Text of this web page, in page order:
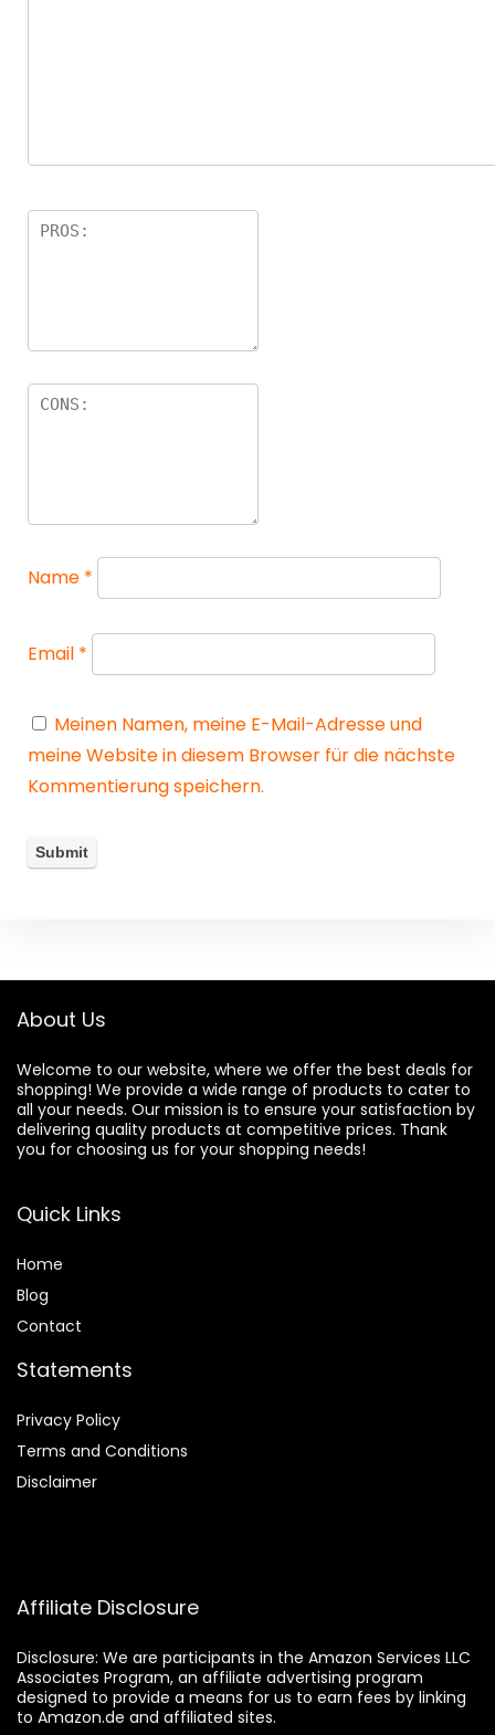
Name *
Email *
Meinen Namen, meine E-Mail-Adresse und
meine Website in diesem Browser für die nächste
Kommentierung speichern.
About Us
Welcome to our website, where we offer the best deals for
shopping! We provide a wide range of products to cater to
all your needs. Our mission is to ensure your satisfaction by
delivering quality products at competitive prices. Thank
you for choosing us for your shopping needs!
Quick Links
Home
Blog
Contact
Statements
Privacy Policy
Terms and Conditions
Disclaimer
Affiliate Disclosure
Disclosure: We are participants in the Amazon Services LLC
Associates Program, an affiliate advertising program
designed to provide a means for us to earn fees by linking
to Amazon.de and affiliated sites.